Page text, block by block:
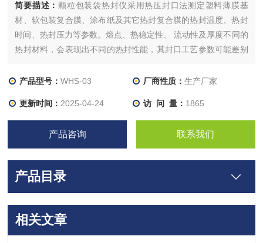
简要描述： 颗粒包装袋热封仪采用热压封口法测定塑料薄膜基
材、软包装复合膜、涂布纸及其它热封复合膜的热封温度、热封
时间、热封压力等参数。熔点、热稳定性、 流动性及厚度不同的
热封材料，会表现出不同的热封性能，其封口工艺参数可能差别
准确的热封试验指标。
产品型号：WHS-03 厂商性质： 生产厂家
更新时间： 2025-04-24 访 问 量： 1865
产品咨询 联系我们
产品目录
相关文章